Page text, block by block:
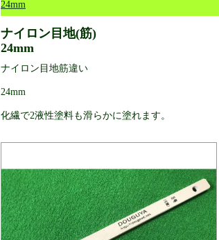
24mm
ナイロン目地(筋)
24mm
ナイロン目地筋違い
24mm
化繊で2液性塗料も滑らかに塗れます。